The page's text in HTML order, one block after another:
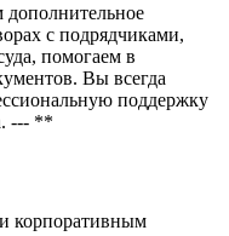
дополнительное
с подрядчиками,
помогаем в
Вы всегда
поддержку
--- **
корпоративным